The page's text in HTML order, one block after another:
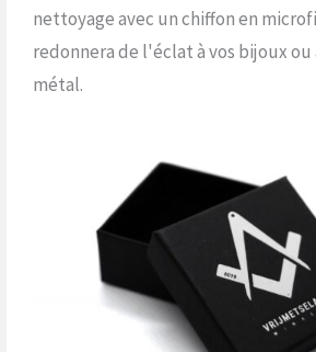
nettoyage avec un chiffon en
redonnera de l'éclat à vos bijoux ou
métal.